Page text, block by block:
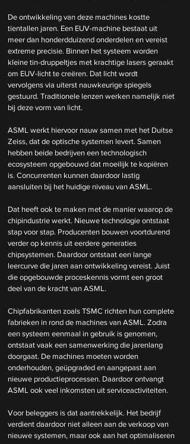
De ontwikkeling van deze machines kostte
tientallen jaren. Een EUV-machine bestaat uit
meer dan honderdduizend onderdelen en vereist
extreme precisie. Binnen het systeem worden
kleine tin-druppeltjes met krachtige lasers geraakt
om EUV-licht te creëren. Dat licht wordt
vervolgens via uiterst nauwkeurige spiegels
gestuurd. Traditionele lenzen werken namelijk niet
bij deze vorm van licht.
ASML werkt hiervoor nauw samen met het Duitse
Zeiss, dat de optische systemen levert. Samen
hebben beide bedrijven een technologisch
ecosysteem opgebouwd dat moeilijk te kopiëren
is. Concurrenten kunnen daardoor lastig
aansluiten bij het huidige niveau van ASML.
Dat heeft ook te maken met de manier waarop de
chipindustrie werkt. Nieuwe technologie ontstaat
stap voor stap. Producenten bouwen voortdurend
verder op kennis uit eerdere generaties
chipsystemen. Daardoor ontstaat een lange
leercurve die jaren aan ontwikkeling vereist. Juist
die opgebouwde proceskennis vormt een groot
deel van de kracht van ASML.
Chipfabrikanten zoals TSMC richten hun complete
fabrieken in rond de machines van ASML. Zodra
een systeem eenmaal in gebruik is genomen,
ontstaat vaak een samenwerking die jarenlang
doorgaat. De machines moeten worden
onderhouden, geüpgraded en aangepast aan
nieuwe productieprocessen. Daardoor ontvangt
ASML ook veel inkomsten uit serviceactiviteiten.
Voor beleggers is dat aantrekkelijk. Het bedrijf
verdient daardoor niet alleen aan de verkoop van
nieuwe systemen, maar ook aan het optimaliseren